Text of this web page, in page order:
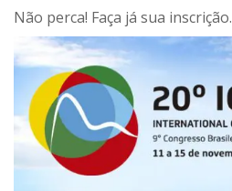
Não perca! Faça já sua inscrição.